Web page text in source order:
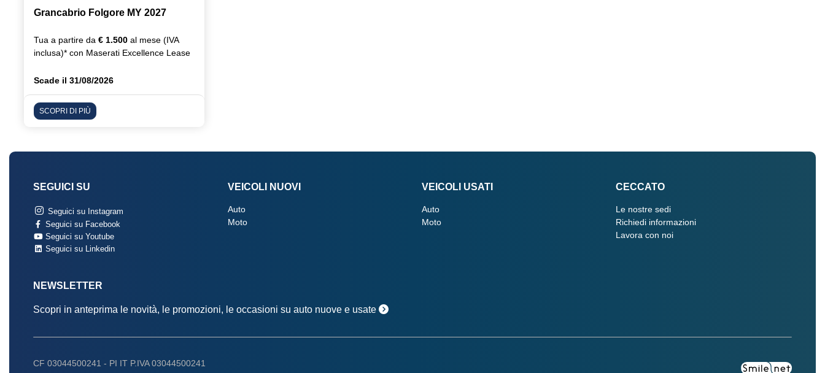
Grancabrio Folgore MY 2027
Tua a partire da € 1.500 al mese (IVA
inclusa)* con Maserati Excellence Lease
Scade il 31/08/2026
SCOPRI DI PIÙ
SEGUICI SU
Seguici su Instagram
Seguici su Facebook
Seguici su Youtube
Seguici su Linkedin
VEICOLI NUOVI
Auto
Moto
VEICOLI USATI
Auto
Moto
CECCATO
Le nostre sedi
Richiedi informazioni
Lavora con noi
NEWSLETTER
Scopri in anteprima le novità, le promozioni, le occasioni su auto nuove e usate
CF 03044500241 - PI IT P.IVA 03044500241